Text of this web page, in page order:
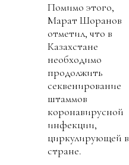
Помимо этого,
Марат Шоранов
отметил, что в
Казахстане
необходимо
продолжить
секвенирование
штаммов
коронавирусной
инфекции,
циркулирующей в
стране.